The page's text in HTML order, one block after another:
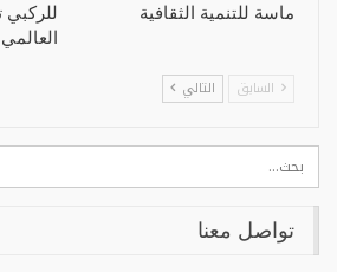
ماسة للتنمية الثقافية
للركبي
السابق التالي
تواصل معنا